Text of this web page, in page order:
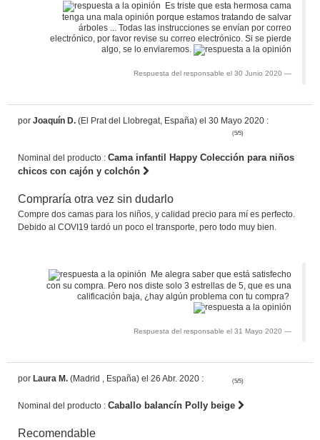
Es triste que esta hermosa cama
tenga una mala opinión porque estamos tratando de salvar
árboles ... Todas las instrucciones se envían por correo
electrónico, por favor revise su correo electrónico. Si se pierde
algo, se lo enviaremos.
Respuesta del responsable el 30 Junio 2020
por Joaquín D. (El Prat del Llobregat, España) el 30 Mayo 2020 :
(5/5)
Nominal del producto : Cama infantil Happy Colección para niños
chicos con cajón y colchón
Compraría otra vez sin dudarlo
Compre dos camas para los niños, y calidad precio para mí es perfecto.
Debido al COVI19 tardó un poco el transporte, pero todo muy bien.
Me alegra saber que está satisfecho
con su compra. Pero nos diste solo 3 estrellas de 5, que es una
calificación baja, ¿hay algún problema con tu compra?
Respuesta del responsable el 31 Mayo 2020
por Laura M. (Madrid , España) el 26 Abr. 2020 : (5/5)
Nominal del producto : Caballo balancín Polly beige
Recomendable